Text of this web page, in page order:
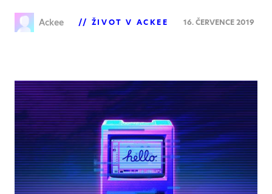
Ackee ŽIVOT V ACKEE 16. ČERVENCE 2019